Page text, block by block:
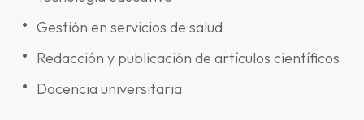
Gestión en servicios de salud
Redacción y publicación de artículos científicos
Docencia universitaria